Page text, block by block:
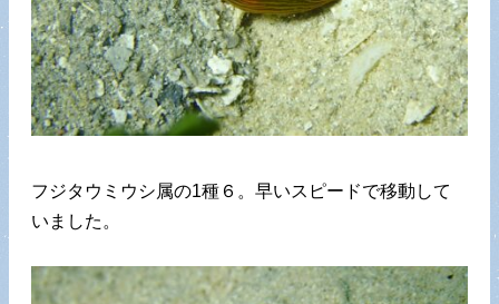
フジタウミウシ属の1種６。早いスピードで移動して
いました。